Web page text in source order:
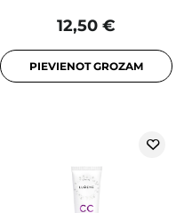
12,50 €
PIEVIENOT GROZAM